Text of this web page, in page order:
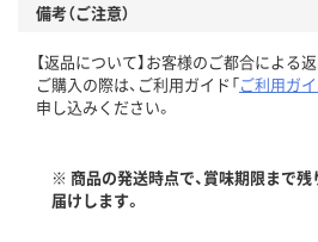
備考（ご注意）
【返品について】お客様のご都合による
ご購入の際は、ご利用ガイド「ご利用ガ
申し込みください。
※ 商品の発送時点で、賞味期限まで
届けします。